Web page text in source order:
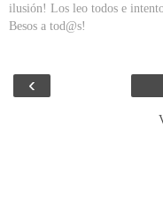
ilusión! Los leo todos e
Besos a tod@s!
‹